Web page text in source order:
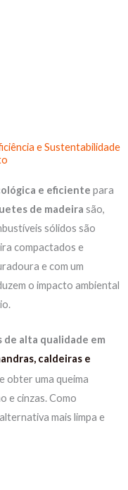
e Sustentabilidade
e eficiente para
de madeira são,
sólidos são
compactados e
e com um
o impacto ambiental
de alta qualidade em
caldeiras e
obter uma queima
e cinzas. Como
mais limpa e